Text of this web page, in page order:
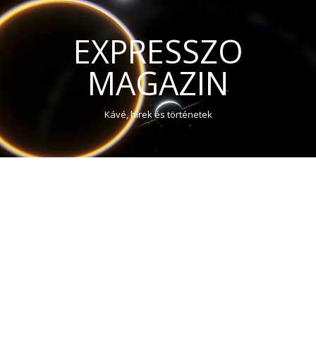
EXPRESSZO
MAGAZIN
Kávé, hírek és történetek